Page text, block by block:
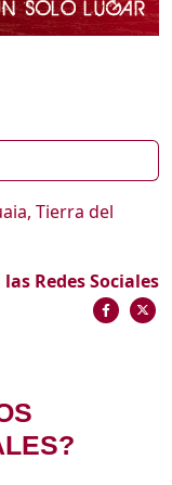
Tierra del
Redes Sociales